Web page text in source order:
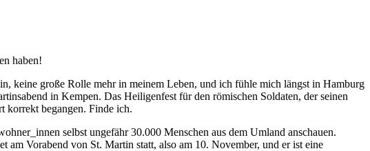
haben!
keine große Rolle mehr in meinem Leben, und ich fühle mich längst in Hamburg
in Kempen. Das Heiligenfest für den römischen Soldaten, der seinen
korrekt begangen. Finde ich.
selbst ungefähr 30.000 Menschen aus dem Umland anschauen.
Vorabend von St. Martin statt, also am 10. November, und er ist eine